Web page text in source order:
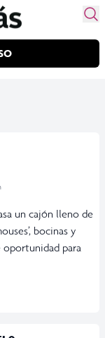
un cajón lleno de
bocinas y
para